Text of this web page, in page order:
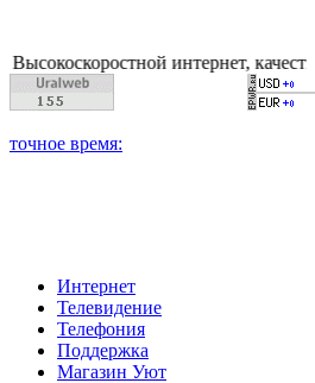
интернет, качественное
Интернет
Телевидение
Телефония
Поддержка
Магазин Уют